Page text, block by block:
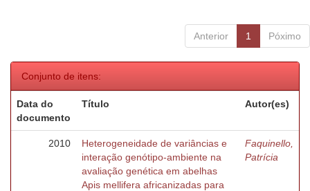
Anterior 1 Póximo
Conjunto de itens:
Data do
documento
Título Autor(es)
2010
Heterogeneidade de variâncias e
interação genótipo-ambiente na
avaliação genética em abelhas
Apis mellifera africanizadas para
Faquinello,
Patrícia